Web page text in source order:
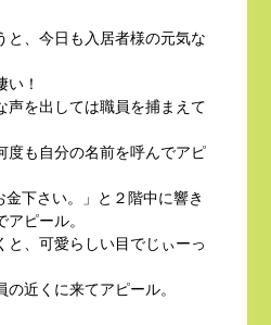
と、今日も入居者様の元気な
！
声を出しては職員を捕まえて
度も自分の名前を呼んでアピ
下さい。」と２階中に響き
ピール。
と、可愛らしい目でじぃーっ
近くに来てアピール。